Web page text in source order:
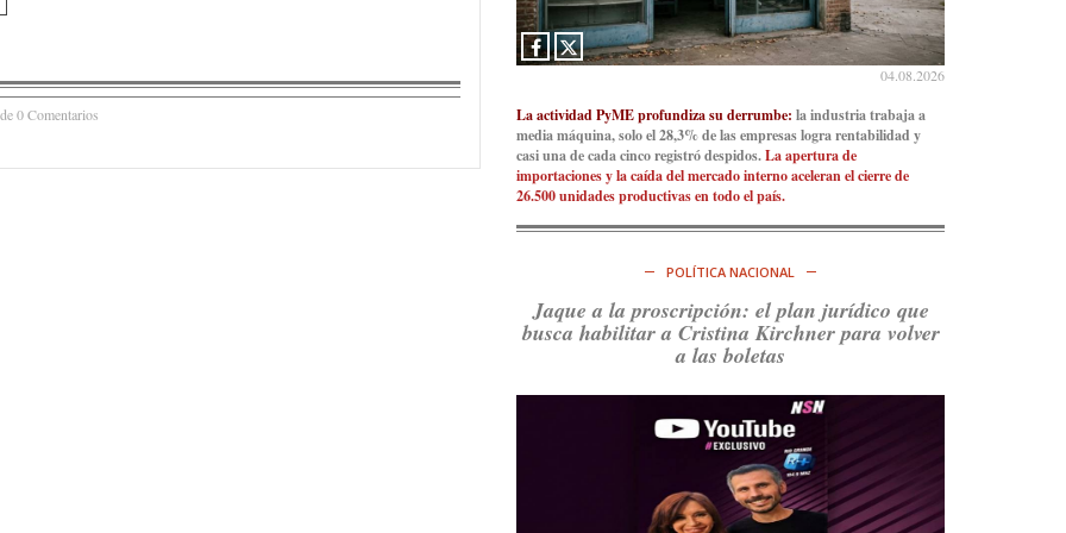
0 Comentarios
Ver en X
04.08.2026
La actividad PyME profundiza su derrumbe: la industria trabaja a
media máquina, solo el 28,3% de las empresas logra rentabilidad y
casi una de cada cinco registró despidos.La apertura de
importaciones y la caída del mercado interno aceleran el cierre de
26.500 unidades productivas en todo el país.
POLÍTICA NACIONAL
Jaque a la proscripción: el plan jurídico que
busca habilitar a Cristina Kirchner para volver
a las boletas